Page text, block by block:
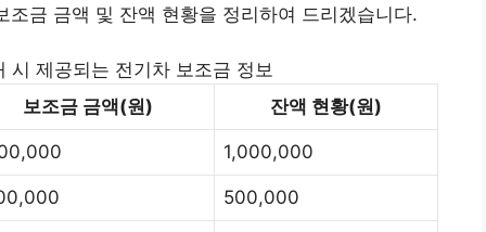
금 금액 및 잔액 현황을 정리하여 드리겠습니다.
제공되는 전기차 보조금 정보
보조금 금액(원)
잔액 현황(원)
1,000,000
500,000